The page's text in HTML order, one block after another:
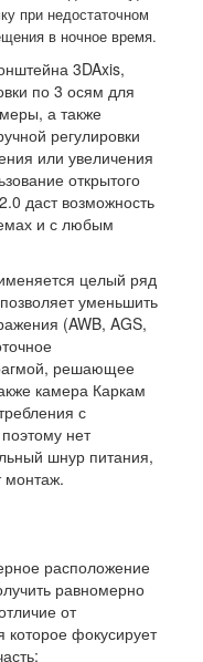
при недостаточном
в ночное время.
3DAxis,
по 3 осям для
а также
регулировки
или увеличения
открытого
даст возможность
и с любым
целый ряд
уменьшить
(AWB, AGS,
решающее
камера Каркам
с
нет
шнур питания,
монтаж.
расположение
равномерно
от
которое фокусирует